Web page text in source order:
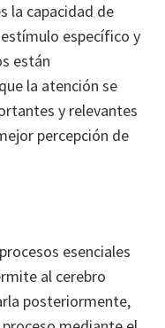
la capacidad de
específico y
están
la atención se
y relevantes
percepción de
esenciales
al cerebro
posteriormente,